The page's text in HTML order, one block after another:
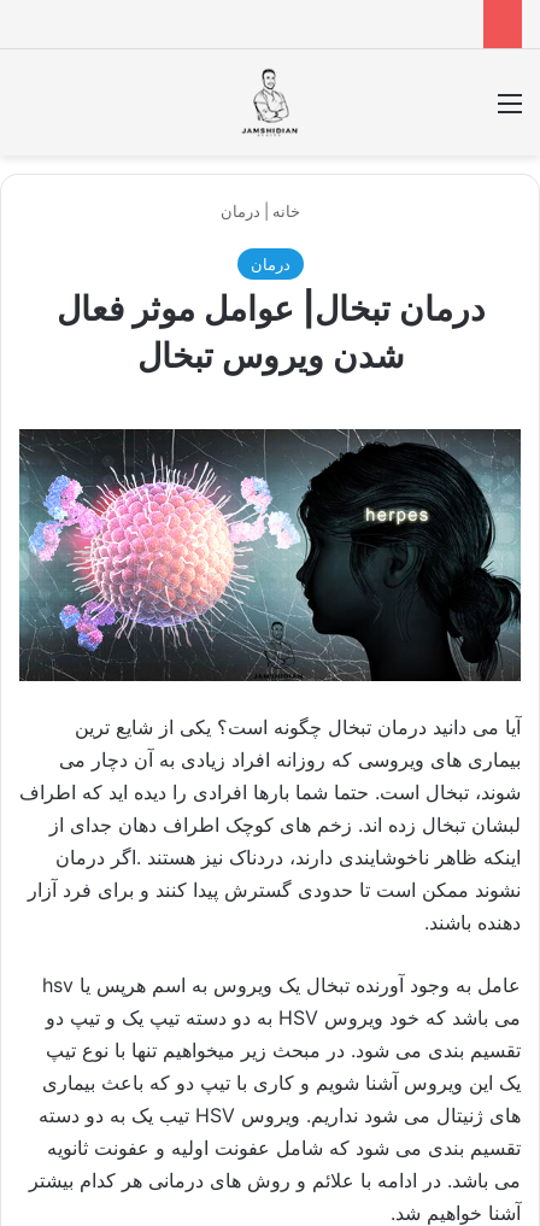
خانه درمان
درمان
درمان تبخال| عوامل موثر فعال
شدن ویروس تبخال
آیا می دانید درمان تبخال چگونه است؟ یکی از شایع ترین
بیماری های ویروسی که روزانه افراد زیادی به آن دچار می
شوند، تبخال است. حتما شما بارها افرادی را دیده اید که اطراف
لبشان تبخال زده اند. زخم های کوچک اطراف دهان جدای از
اینکه ظاهر ناخوشایندی دارند، دردناک نیز هستند .اگر درمان
نشوند ممکن است تا حدودی گسترش پیدا کنند و برای فرد آزار
دهنده باشند.
عامل به وجود آورنده تبخال یک ویروس به اسم هرپس یا hsv
می باشد که خود ویروس HSV به دو دسته تیپ یک و تیپ دو
تقسیم بندی می شود. در مبحث زیر میخواهیم تنها با نوع تیپ
یک این ویروس آشنا شویم و کاری با تیپ دو که باعث بیماری
های ژنیتال می شود نداریم. ویروس HSV تیب یک به دو دسته
تقسیم بندی می شود که شامل عفونت اولیه و عفونت ثانویه
می باشد. در ادامه با علائم و روش های درمانی هر کدام بیشتر
آشنا خواهیم شد.